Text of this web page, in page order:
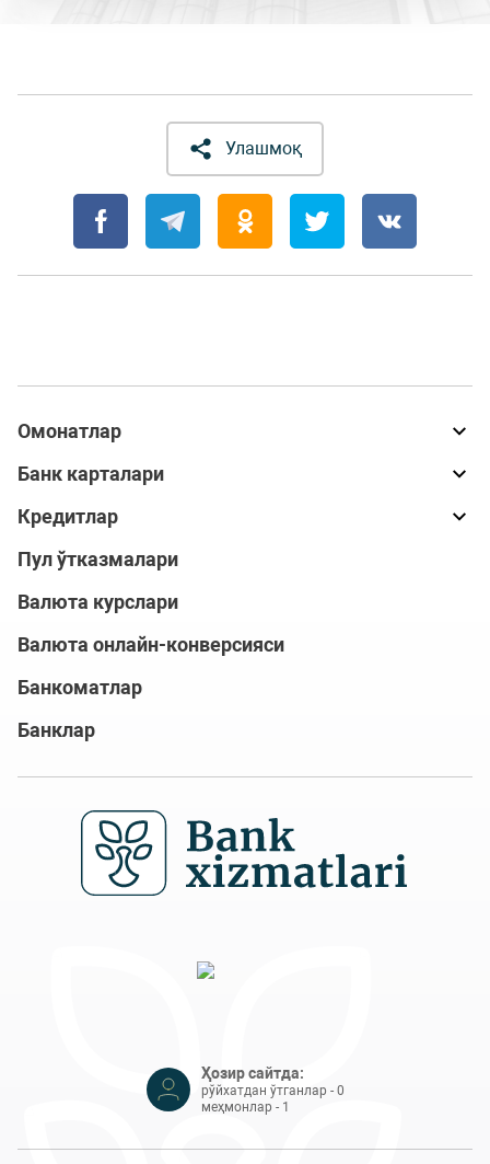
Улашмоқ
Омонатлар
Банк карталари
Кредитлар
Пул ўтказмалари
Валюта курслари
Валюта онлайн-конверсияси
Банкоматлар
Банклар
Ҳозир сайтда:
рўйхатдан ўтганлар - 0
меҳмонлар - 1